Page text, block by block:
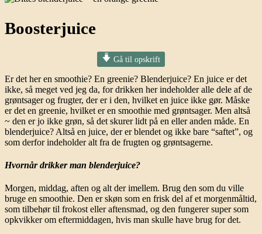
Boosterjuice
Gå til opskrift
Er det her en smoothie? En greenie? Blenderjuice? En juice er det
ikke, så meget ved jeg da, for drikken her indeholder alle dele af de
grøntsager og frugter, der er i den, hvilket en juice ikke gør. Måske
er det en greenie, hvilket er en smoothie med grøntsager. Men altså
~ den er jo ikke grøn, så det skurer lidt på en eller anden måde. En
blenderjuice? Altså en juice, der er blendet og ikke bare “saftet”, og
som derfor indeholder alt fra de frugten og grøntsagerne.
Hvornår drikker man blenderjuice?
Morgen, middag, aften og alt der imellem. Brug den som du ville
bruge en smoothie. Den er skøn som en frisk del af et morgenmåltid,
som tilbehør til frokost eller aftensmad, og den fungerer super som
opkvikker om eftermiddagen, hvis man skulle have brug for det.